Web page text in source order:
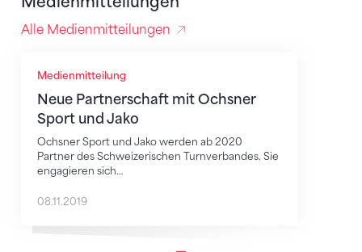
Alle Medienmitteilungen
Medienmitteilung
Neue Partnerschaft mit Ochsner
Sport und Jako
Ochsner Sport und Jako werden ab 2020
Partner des Schweizerischen Turnverbandes. Sie
engagieren sich…
08.11.2019